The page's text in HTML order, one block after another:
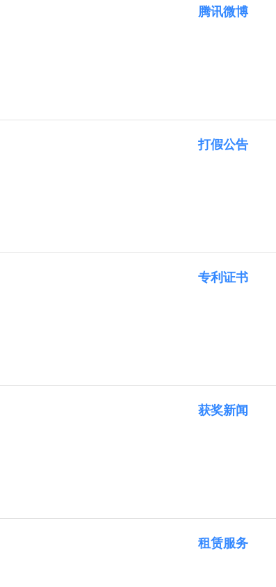
腾讯微博
打假公告
专利证书
获奖新闻
租赁服务